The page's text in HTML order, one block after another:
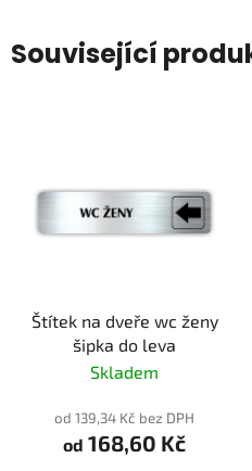
Související
Štítek na dveře wc ženy
šipka do leva
Skladem
od 139,34 Kč bez DPH
od 168,60 Kč